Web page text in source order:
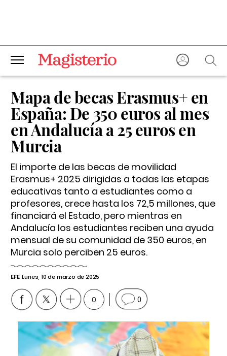
Mapa de becas Erasmus+ en
España: De 350 euros al mes
en Andalucía a 25 euros en
Murcia
El importe de las becas de movilidad
Erasmus+ 2025 dirigidas a todas las etapas
educativas tanto a estudiantes como a
profesores, crece hasta los 72,5 millones, que
financiará el Estado, pero mientras en
Andalucía los estudiantes reciben una ayuda
mensual de su comunidad de 350 euros, en
Murcia solo perciben 25 euros.
EFE Lunes, 10 de marzo de 2025
0 0